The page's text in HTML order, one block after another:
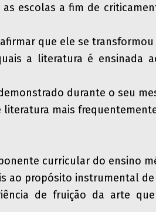
escolas a fim de
que ele se
a literatura é ensinada
durante o seu
literatura mais
curricular do ensino
ao propósito instrumental
de fruição da arte